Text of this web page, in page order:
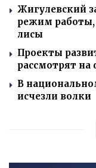
Жигулевский
режим
лисы
Проекты
рассмотрят на
В
исчезли волки